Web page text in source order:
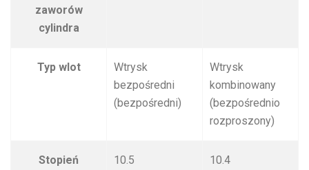
zaworów
cylindra
Typ wlot
Wtrysk
bezpośredni
(bezpośredni)
Wtrysk
kombinowany
(bezpośrednio
rozproszony)
Stopień
10.5 10.4